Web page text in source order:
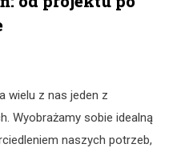
wielu z nas jeden z
Wyobrażamy sobie idealną
naszych potrzeb,